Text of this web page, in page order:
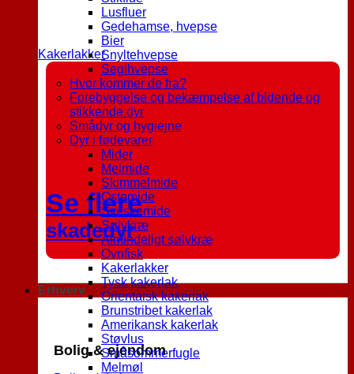
Kakerlakker
Se flere
skadedyr
Erhverv
Bolig & ejendom
Lusfluer
Gedehamse, hvepse
Bier
Snyltehvepse
Seglhvepse
Hvor kommer de fra?
Forebyggelse og bekæmpelse af bidende og
stikkende dyr
Smådyr og hygiejne
Dyr i fødevarer
Mider
Melmide
Skimmelmide
Ostemide
Sveskemide
Sølvkræ
Almindeligt sølvkræ
Ovnfisk
Kakerlakker
Tysk kakerlak
Orientalsk kakerlak
Brunstribet kakerlak
Amerikansk kakerlak
Støvlus
Småsommerfugle
Melmøl